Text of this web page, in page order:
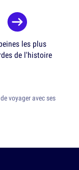
les plus
de l'histoire
voyager avec ses